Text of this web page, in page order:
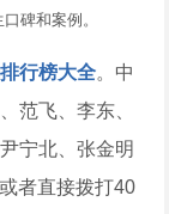
碑和案例。
行榜大全。中
范飞、李东、
宁北、张金明
者直接拨打40